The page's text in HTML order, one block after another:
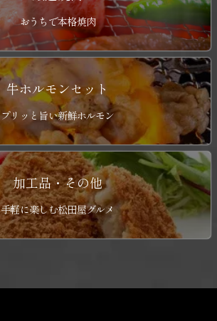
おうちで本格焼肉
牛ホルモンセット
プリッと旨い新鮮ホルモン
加工品・その他
手軽に楽しむ松田屋グルメ